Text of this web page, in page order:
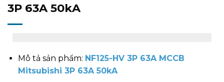
3P 63A 50kA
Mô tả sản phẩm: NF125-HV 3P 63A MCCB
Mitsubishi 3P 63A 50kA